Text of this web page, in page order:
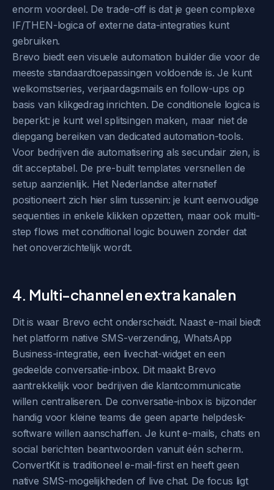
enorm voordeel. De trade-off is dat je geen complexe
IF/THEN-logica of externe data-integraties kunt
gebruiken.
Brevo biedt een visuele automation builder die voor de
meeste standaardtoepassingen voldoende is. Je kunt
welkomstseries, verjaardagsmails en follow-ups op
basis van klikgedrag inrichten. De conditionele logica is
beperkt: je kunt wel splitsingen maken, maar niet de
diepgang bereiken van dedicated automation-tools.
Voor bedrijven die automatisering als secundair zien, is
dit acceptabel. De pre-built templates versnellen de
setup aanzienlijk. Het Nederlandse alternatief
positioneert zich hier slim tussenin: je kunt eenvoudige
sequenties in enkele klikken opzetten, maar ook multi-
step flows met conditional logic bouwen zonder dat
het onoverzichtelijk wordt.
4. Multi-channel en extra kanalen
Dit is waar Brevo echt onderscheidt. Naast e-mail biedt
het platform native SMS-verzending, WhatsApp
Business-integratie, een livechat-widget en een
gedeelde conversatie-inbox. Dit maakt Brevo
aantrekkelijk voor bedrijven die klantcommunicatie
willen centraliseren. De conversatie-inbox is bijzonder
handig voor kleine teams die geen aparte helpdesk-
software willen aanschaffen. Je kunt e-mails, chats en
social berichten beantwoorden vanuit één scherm.
ConvertKit is traditioneel e-mail-first en heeft geen
native SMS-mogelijkheden of live chat. De focus ligt